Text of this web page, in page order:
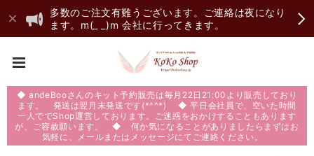
多数のご注文有難うございます。ご連絡は夜になり
ます。m(_ _)m 会社に行ってきます。
◆ andeBooさんのキット予約販売は毎月22日21:00より販売しており
ます。 発送は翌月末発送です(*^^*) ◆ 平日会社員で、空いた時間
一人ででShop運営しております。ご迷惑をおかけすることもあります
が、ご容赦願います。 ◆ 何か気になることがありましたらまずはお
気軽に、メールまたはメッセージにてご連絡ください。